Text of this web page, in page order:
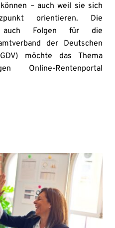
– auch weil sie sich
orientieren. Die
auch Folgen für die
der Deutschen
möchte das Thema
Online-Rentenportal